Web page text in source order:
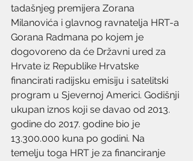
tadašnjeg premijera Zorana
Milanovića i glavnog ravnatelja HRT-a
Gorana Radmana po kojem je
dogovoreno da će Državni ured za
Hrvate iz Republike Hrvatske
financirati radijsku emisiju i satelitski
program u Sjevernoj Americi. Godišnji
ukupan iznos koji se davao od 2013.
godine do 2017. godine bio je
13.300.000 kuna po godini. Na
temelju toga HRT je za financiranje